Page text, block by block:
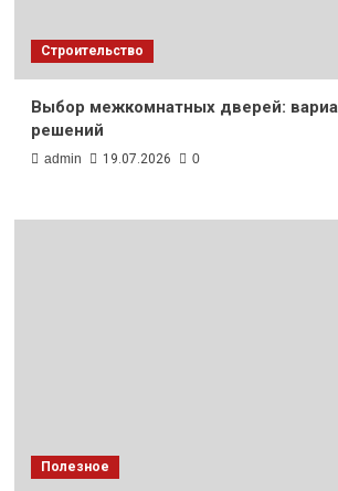
Строительство
Выбор межкомнатных дверей:
решений
admin 19.07.2026 0
Полезное